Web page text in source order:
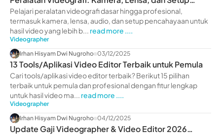
Terbaik 2026
Pelajari peralatan videografi dasar hingga profesional,
termasuk kamera, lensa, audio, dan setup pencahayaan untuk
hasil video yang lebih b... read more ....
Videographer
Irhan Hisyam Dwi Nugroho 03/12/2025
13 Tools/Aplikasi Video Editor Terbaik untuk Pemula
Cari tools/aplikasi video editor terbaik? Berikut 15 pilihan
terbaik untuk pemula dan profesional dengan fitur lengkap
untuk hasil video ma... read more ....
Videographer
Irhan Hisyam Dwi Nugroho 04/12/2025
Update Gaji Videographer & Video Editor 2026